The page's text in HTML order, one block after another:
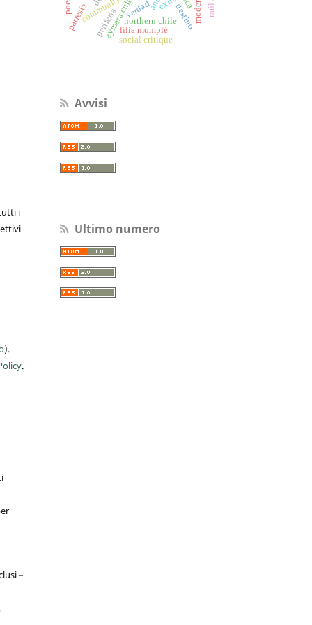
i
).
.
–
communityaymara culturenorthern chile
periferia lília momplé
social critique
parresía verdad destino
Avvisi
Ultimo numero